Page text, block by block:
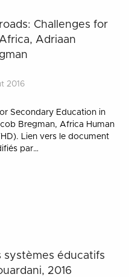
Challenges for
Adriaan
2016
Secondary Education in
Bregman, Africa Human
Lien vers le document
par…
systèmes éducatifs
2016